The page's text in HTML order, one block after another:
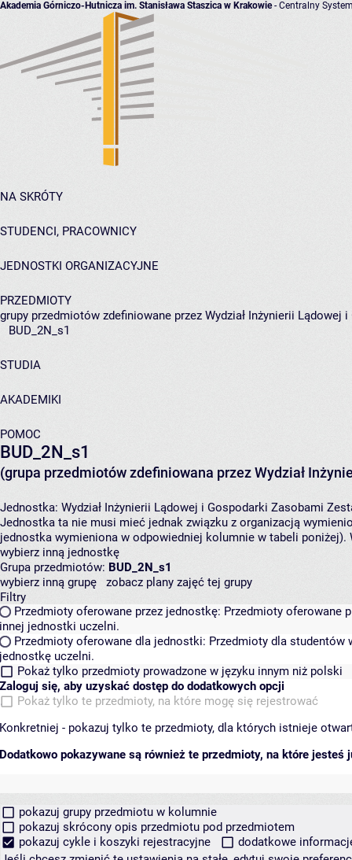
Akademia Górniczo-Hutnicza im. Stanisława Staszica w Krakowie- Centralny
NA SKRÓTY
STUDENCI, PRACOWNICY
JEDNOSTKI ORGANIZACYJNE
PRZEDMIOTY
grupy przedmiotów zdefiniowane przez Wydział Inżynierii Lądowej
BUD_2N_s1
STUDIA
AKADEMIKI
POMOC
BUD_2N_s1
(grupa przedmiotów zdefiniowana przez Wydział
Jednostka: Wydział Inżynierii Lądowej i Gospodarki Zasobami
Jednostka ta nie musi mieć jednak związku z organizacją
jednostka wymieniona w odpowiedniej kolumnie w tabeli
wybierz inną jednostkę
Grupa przedmiotów: BUD_2N_s1
wybierz inną grupę
zobacz plany zajęć tej grupy
Filtry
Przedmioty oferowane przez jednostkę: Przedmioty oferowane
innej jednostki uczelni.
Przedmioty oferowane dla jednostki: Przedmioty dla studentów
jednostkę uczelni.
Pokaż tylko przedmioty prowadzone w języku innym niż polski
Zaloguj się, aby uzyskać dostęp do dodatkowych opcji
Pokaż tylko te przedmioty, na które mogę się rejestrować
Konkretniej - pokazuj tylko te przedmioty, dla których istnieje
Dodatkowo pokazywane są również te przedmioty, na które jesteś
pokazuj grupy przedmiotu w kolumnie
pokazuj skrócony opis przedmiotu pod przedmiotem
pokazuj cykle i koszyki rejestracyjne
dodatkowe